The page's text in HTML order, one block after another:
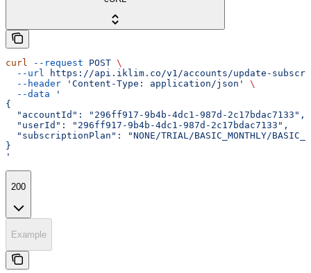
curl --request POST \
  --url
https://api.iklim.co/v1/accounts/update-
  --header
'Content-Type: application/json'
\
  --data
'
{
  "accountId": "296ff917-9b4b-4dc1-987d-2c17bdac7133",
  "userId": "296ff917-9b4b-4dc1-987d-2c17bdac7133",
"subscriptionPlan": "NONE/TRIAL/BASIC_MONTHLY/
}
'
200
Example